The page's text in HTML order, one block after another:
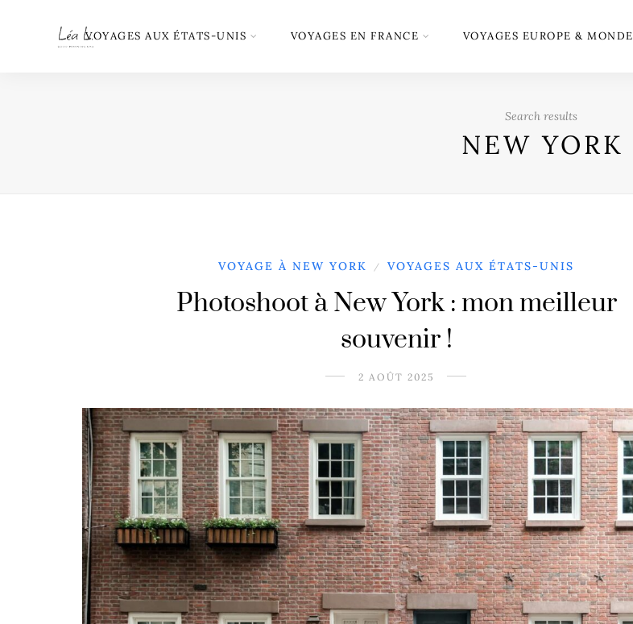
VOYAGES AUX ÉTATS-UNIS VOYAGES EN FRANCE VOYAGES EUROPE & MONDE
Search results
NEW YORK
VOYAGE À NEW YORK / VOYAGES AUX ÉTATS-UNIS
Photoshoot à New York : mon meilleur
souvenir !
2 AOÛT 2025